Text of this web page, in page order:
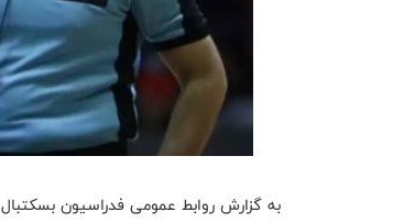
به گزارش روابط عمومی فدراسیون